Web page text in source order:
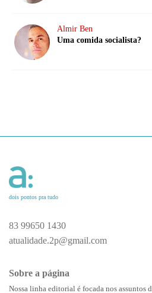
Almir Ben
Uma comida socialista?
dois pontos pra tudo
83 99650 1430
atualidade.2p@gmail.com
Sobre a página
Nossa linha editorial é focada nos assuntos